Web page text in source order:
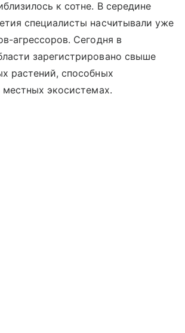
к сотне. В середине
специалисты насчитывали уже
агрессоров. Сегодня в
зарегистрировано свыше
растений, способных
местных экосистемах.